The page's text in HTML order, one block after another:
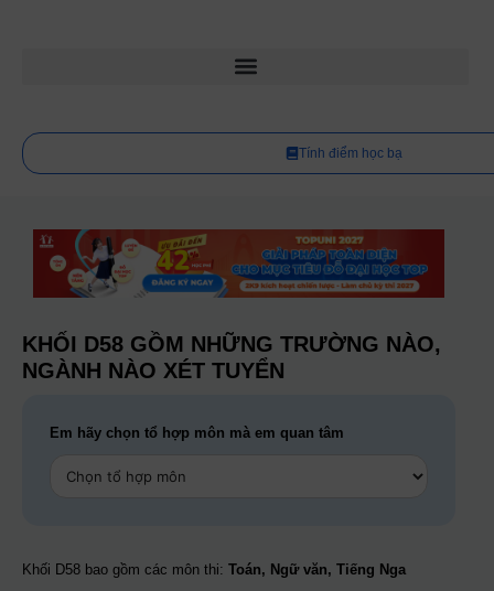
Tính điểm học bạ
KHỐI D58 GỒM NHỮNG TRƯỜNG NÀO,
NGÀNH NÀO XÉT TUYỂN
Em hãy chọn tổ hợp môn mà em quan tâm
Khối D58 bao gồm các môn thi: Toán, Ngữ văn, Tiếng Nga